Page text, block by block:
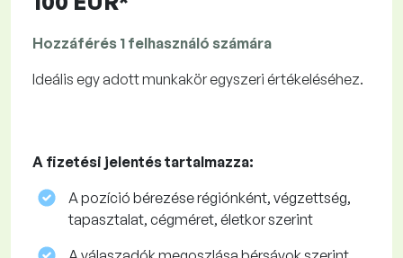
Hozzáférés 1 felhasználó számára
Ideális egy adott munkakör egyszeri értékeléséhez.
A fizetési jelentés tartalmazza:
A pozíció bérezése régiónként, végzettség,
tapasztalat, cégméret, életkor szerint